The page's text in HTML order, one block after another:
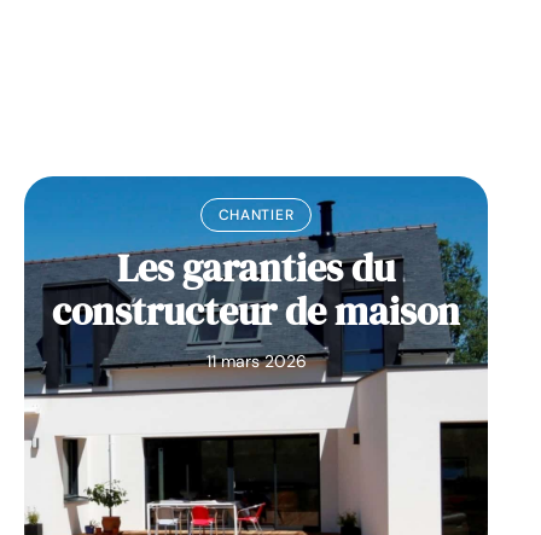
CHANTIER
Les garanties du
constructeur de maison
11 mars 2026